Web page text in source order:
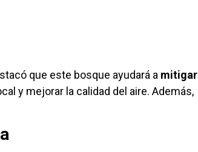
que este bosque ayudará a mitigar
y mejorar la calidad del aire. Además,